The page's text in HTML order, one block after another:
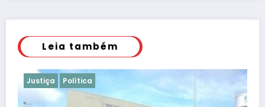
Leia também
Justiça Polícia